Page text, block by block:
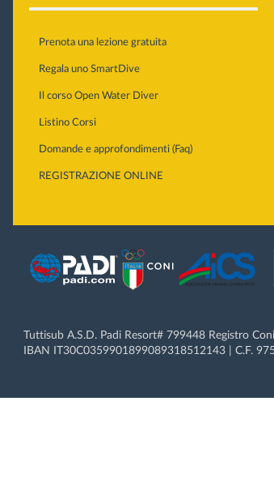
Prenota una lezione gratuita
Regala uno SmartDive
Il corso Open Water Diver
Listino Corsi
Domande e approfondimenti (Faq)
REGISTRAZIONE ONLINE
Tuttisub A.S.D. Padi Resort# 799448 Registro
IBAN IT30C0359901899089318512143 | C.F.